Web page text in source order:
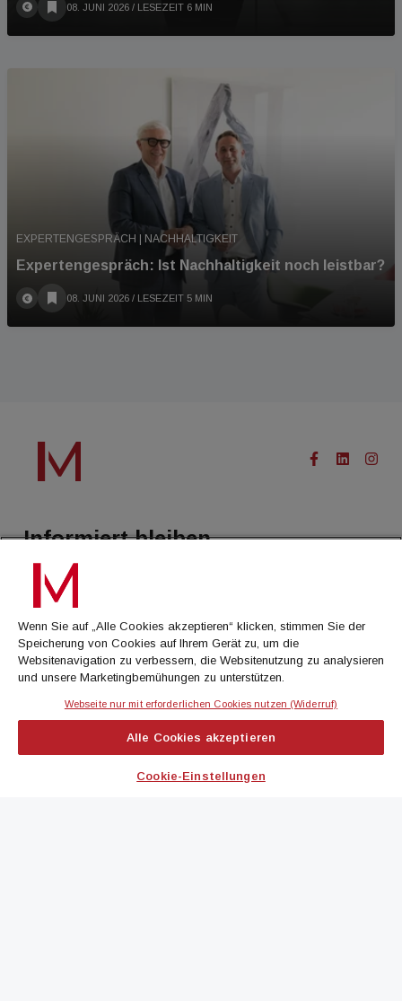
08. JUNI 2026 / LESEZEIT 6 MIN
EXPERTENGESPRÄCH | NACHHALTIGKEIT
Expertengespräch: Ist Nachhaltigkeit noch leistbar?
08. JUNI 2026 / LESEZEIT 5 MIN
Informiert bleiben.
Treffen Sie eine Selektion unserer Newsletter zu buildingTIMES,
immoflash, Immobilien Magazin, immo7news, immojobs, immotermin
oder dem Morgenjournal
Jetzt anmelden
Wenn Sie auf „Alle Cookies akzeptieren“ klicken, stimmen Sie der
Speicherung von Cookies auf Ihrem Gerät zu, um die
Websitenavigation zu verbessern, die Websitenutzung zu analysieren
und unsere Marketingbemühungen zu unterstützen.
Webseite nur mit erforderlichen Cookies nutzen (Widerruf)
Alle Cookies akzeptieren
Cookie-Einstellungen